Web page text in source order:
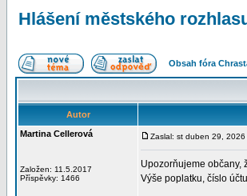
Hlášení městského
Obsah fóra
Autor
Martina Cellerová
Založen: 11.5.2017
Příspěvky: 1466
Zaslal: st duben 29,
Upozorňujeme občany,
Výše poplatku, číslo